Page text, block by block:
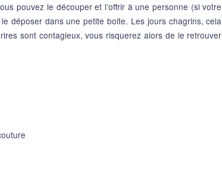
pouvez le découper et l’offrir à une personne (si votre
déposer dans une petite boite. Les jours chagrins, cela
sont contagieux, vous risquerez alors de le retrouver